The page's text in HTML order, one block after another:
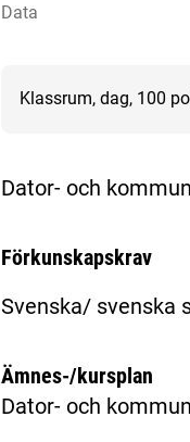
Data
Klassrum, dag, 100
Dator- och
Förkunskapskrav
Svenska/ svenska
Ämnes-/kursplan
Dator- och